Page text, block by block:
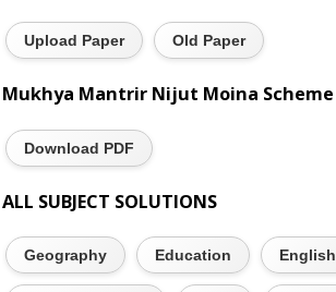
Upload Paper Old Paper
Mukhya Mantrir Nijut Moina Scheme
Download PDF
ALL SUBJECT SOLUTIONS
Geography Education English